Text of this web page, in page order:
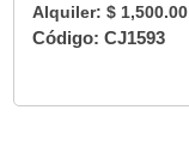
Alquiler: $ 1,500.00
Código: CJ1593